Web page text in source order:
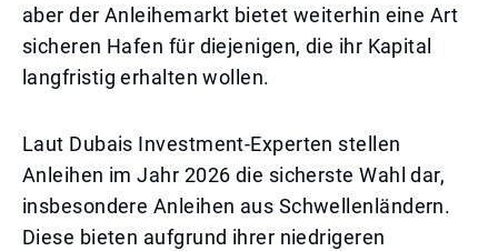
aber der Anleihemarkt bietet weiterhin eine Art
sicheren Hafen für diejenigen, die ihr Kapital
langfristig erhalten wollen.
Laut Dubais Investment-Experten stellen
Anleihen im Jahr 2026 die sicherste Wahl dar,
insbesondere Anleihen aus Schwellenländern.
Diese bieten aufgrund ihrer niedrigeren